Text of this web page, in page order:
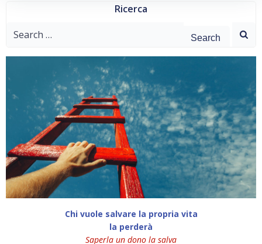
Ricerca
Search
Chi vuole salvare la propria vita
la perderà
Saperla un dono la salva